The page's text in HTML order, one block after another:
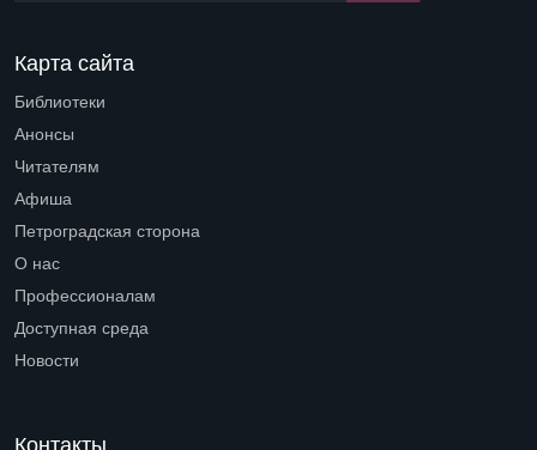
Карта сайта
Библиотеки
Анонсы
Читателям
Афиша
Петроградская сторона
О нас
Профессионалам
Доступная среда
Новости